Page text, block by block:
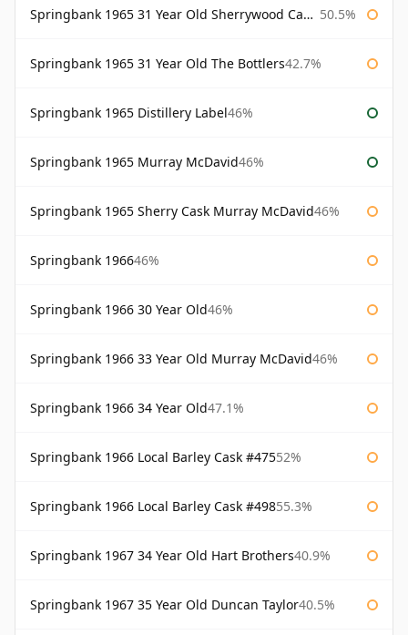
Springbank 1965 31 Year Old Sherrywood Cadenhead's 50.5%
Springbank 1965 31 Year Old The Bottlers42.7%
Springbank 1965 Distillery Label46%
Springbank 1965 Murray McDavid46%
Springbank 1965 Sherry Cask Murray McDavid46%
Springbank 196646%
Springbank 1966 30 Year Old46%
Springbank 1966 33 Year Old Murray McDavid46%
Springbank 1966 34 Year Old47.1%
Springbank 1966 Local Barley Cask #47552%
Springbank 1966 Local Barley Cask #49855.3%
Springbank 1967 34 Year Old Hart Brothers40.9%
Springbank 1967 35 Year Old Duncan Taylor40.5%